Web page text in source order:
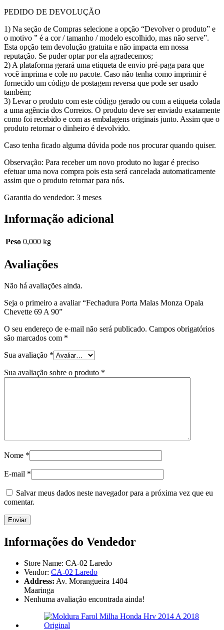
PEDIDO DE DEVOLUÇÃO
1) Na seção de Compras selecione a opção “Devolver o produto” e
o motivo ” é a cor / tamanho / modelo escolhido, mas não serve”.
Esta opção tem devolução gratuita e não impacta em nossa
reputação. Se puder optar por ela agradecemos;
2) A plataforma gerará uma etiqueta de envio pré-paga para que
você imprima e cole no pacote. Caso não tenha como imprimir é
fornecido um código de postagem reversa que pode ser usado
também;
3) Levar o produto com este código gerado ou com a etiqueta colada
a uma agência dos Correios. O produto deve ser enviado exatamente
como foi recebido e com as embalagens originais junto. Assim que o
produto retornar o dinheiro é devolvido.
Caso tenha ficado alguma dúvida pode nos procurar quando quiser.
Observação: Para receber um novo produto no lugar é preciso
efetuar uma nova compra pois esta será cancelada automaticamente
assim que o produto retornar para nós.
Garantia do vendedor: 3 meses
Informação adicional
Peso 0,000 kg
Avaliações
Não há avaliações ainda.
Seja o primeiro a avaliar “Fechadura Porta Malas Monza Opala
Chevette 69 A 90”
O seu endereço de e-mail não será publicado. Campos obrigatórios
são marcados com *
Sua avaliação *
Sua avaliação sobre o produto *
Nome *
E-mail *
Salvar meus dados neste navegador para a próxima vez que eu
comentar.
Informações do Vendedor
Store Name: CA-02 Laredo
Vendor: CA-02 Laredo
Address: Av. Morangueira 1404
Maaringa
Nenhuma avaliação encontrada ainda!